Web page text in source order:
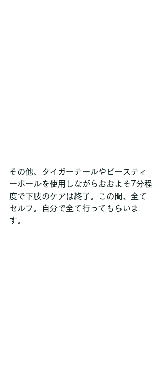
その他、タイガーテールやビースティ
ーボールを使用しながらおおよそ7分程
度で下肢のケアは終了。この間、全て
セルフ。自分で全て行ってもらいま
す。